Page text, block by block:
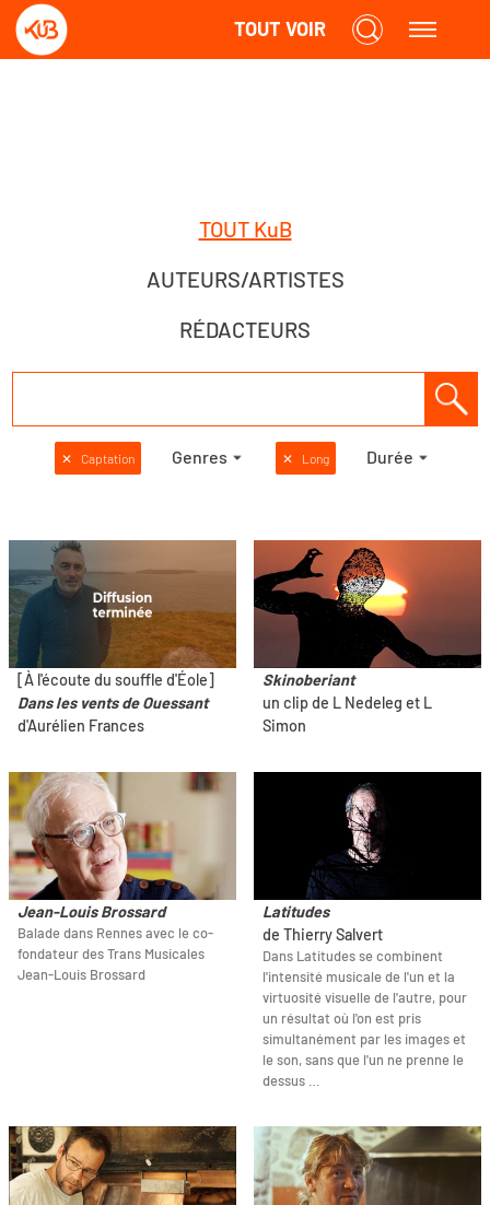
TOUT VOIR
TOUT KuB
AUTEURS/ARTISTES
RÉDACTEURS
✕ Captation Genres ✕ Long Durée
[À l'écoute du souffle d'Éole]
Dans les vents de Ouessant
d'Aurélien Frances
Skinoberiant
un clip de L Nedeleg et L
Simon
Jean-Louis Brossard
Balade dans Rennes avec le co-
fondateur des Trans Musicales
Jean-Louis Brossard
Latitudes
de Thierry Salvert
Dans Latitudes se combinent
l'intensité musicale de l'un et la
virtuosité visuelle de l'autre, pour
un résultat où l'on est pris
simultanément par les images et
le son, sans que l'un ne prenne le
dessus …